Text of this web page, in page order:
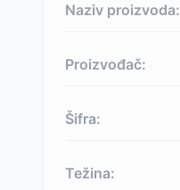
Naziv proizvoda:
Proizvođač:
Šifra:
Težina: